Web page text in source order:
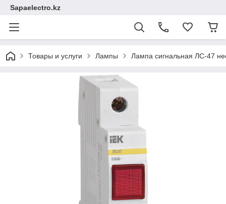
Sapaelectro.kz
Товары и услуги Лампы Лампа сигнальная ЛС-47